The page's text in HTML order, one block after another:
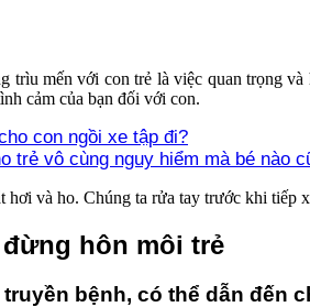
trìu mến với con trẻ là việc quan trọng
cảm của bạn đối với con.
con ngồi xe tập đi?
trẻ vô cùng nguy hiểm mà bé nào
hơi và ho. Chúng ta rửa tay trước khi tiếp
hôn môi trẻ
truyền bệnh, có thể dẫn đến